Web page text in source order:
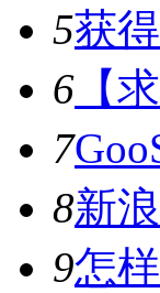
5获
6 【
7
8新
9怎